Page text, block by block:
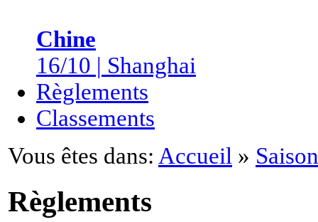
Chine
16/10 | Shanghai
Règlements
Classements
Vous êtes dans: Accueil »
Règlements